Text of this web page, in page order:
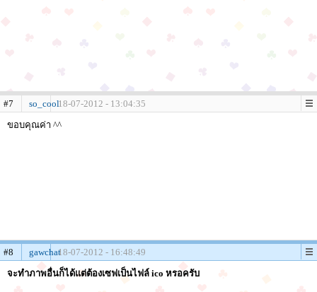
#7 so_cool18-07-2012 - 13:04:35
ขอบคุณค่า ^^
#8 gawchat18-07-2012 - 16:48:49
จะทำภาพอื่นก็ได้แต่ต้องเซฟเป็นไฟล์ ico หรอครับ